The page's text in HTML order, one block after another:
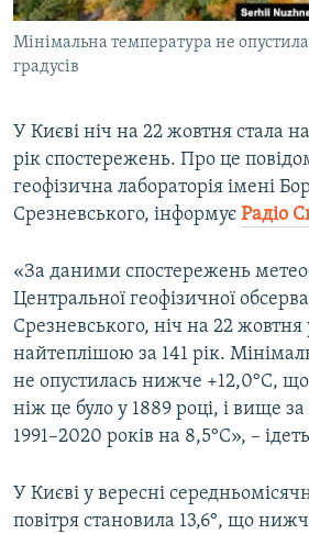
СВІДЧЕННЯ ОКУПАЦІЇ
УКРАЇНСЬКА ПРОБЛЕМА КРИМУ
Qırımtatar
Усі сайти RFE/RL
Мінімальна температура не
градусів
У Києві ніч на 22 жовтня стала
рік спостережень. Про це
геофізична лабораторія імені
Срезневського, інформує Радіо
«За даними спостережень
Центральної геофізичної
Срезневського, ніч на 22 жовтня
найтеплішою за 141 рік.
не опустилась нижче +12,0°С,
ніж це було у 1889 році, і вище
1991–2020 років на 8,5°С», –
У Києві у вересні
повітря становила 13,6°, що